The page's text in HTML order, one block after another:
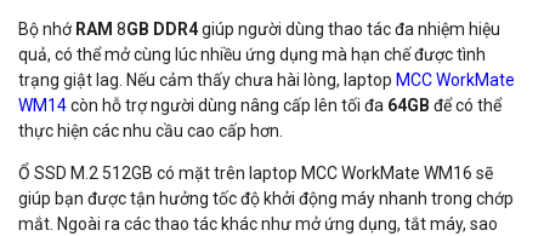
Bộ nhớ RAM 8GB DDR4giúp người dùng thao tác đa nhiệm hiệu
quả, có thể mở cùng lúc nhiều ứng dụng mà hạn chế được tình
trạng giật lag. Nếu cảm thấy chưa hài lòng, laptop MCC WorkMate
WM14còn hỗ trợ người dùng nâng cấp lên tối đa 64GB để có thể
thực hiện các nhu cầu cao cấp hơn.
Ổ SSD M.2 512GB có mặt trên laptop MCC WorkMate WM16 sẽ
giúp bạn được tận hưởng tốc độ khởi động máy nhanh trong chớp
mắt. Ngoài ra các thao tác khác như mở ứng dụng, tắt máy, sao